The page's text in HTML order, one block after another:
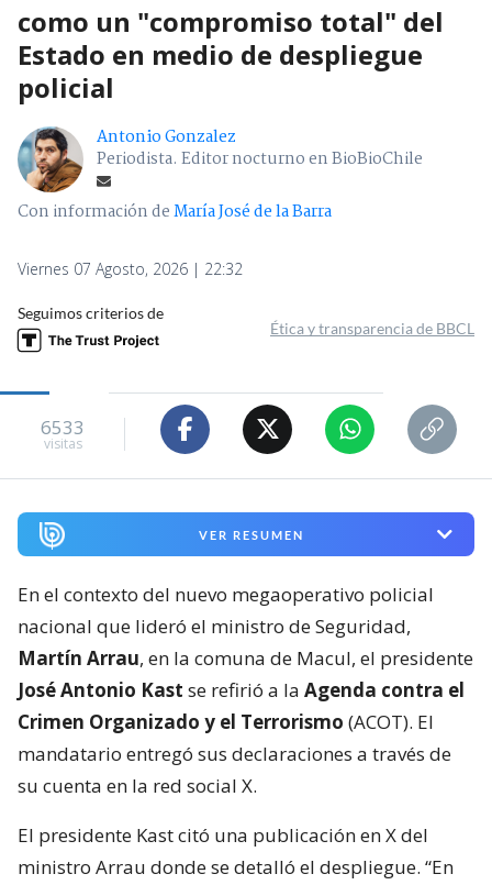
como un "compromiso total" del
Estado en medio de despliegue
policial
Antonio Gonzalez
Periodista. Editor nocturno en BioBioChile
Con información deMaría José de la Barra
Viernes 07 Agosto, 2026 | 22:32
Seguimos criterios de
Ética y transparencia de BBCL
6533
visitas
VER RESUMEN
En el contexto del nuevo megaoperativo policial
nacional que lideró el ministro de Seguridad,
Martín Arrau, en la comuna de Macul, el presidente
José Antonio Kast se refirió a la Agenda contra el
Crimen Organizado y el Terrorismo (ACOT). El
mandatario entregó sus declaraciones a través de
su cuenta en la red social X.
El presidente Kast citó una publicación en X del
ministro Arrau donde se detalló el despliegue. “En